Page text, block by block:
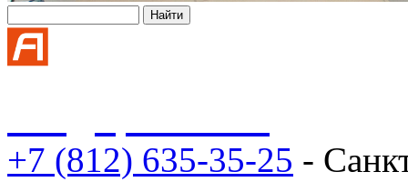
+7 (812) 635-35-25 -